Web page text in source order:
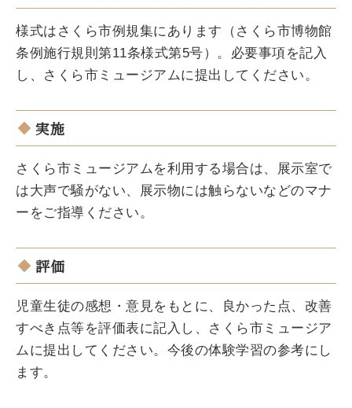
様式はさくら市例規集にあります（さくら市博物館
条例施行規則第11条様式第5号）。必要事項を記入
し、さくら市ミュージアムに提出してください。
実施
さくら市ミュージアムを利用する場合は、展示室で
は大声で騒がない、展示物には触らないなどのマナ
ーをご指導ください。
評価
児童生徒の感想・意見をもとに、良かった点、改善
すべき点等を評価表に記入し、さくら市ミュージア
ムに提出してください。今後の体験学習の参考にし
ます。